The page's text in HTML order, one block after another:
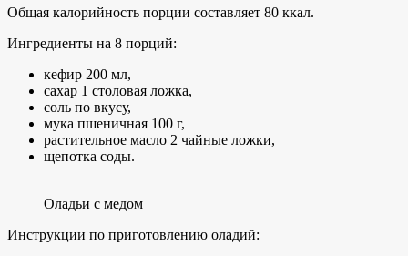
Общая калорийность порции составляет 80 ккал.
Ингредиенты на 8 порций:
кефир 200 мл,
сахар 1 столовая ложка,
соль по вкусу,
мука пшеничная 100 г,
растительное масло 2 чайные ложки,
щепотка соды.
Оладьи с медом
Инструкции по приготовлению оладий: